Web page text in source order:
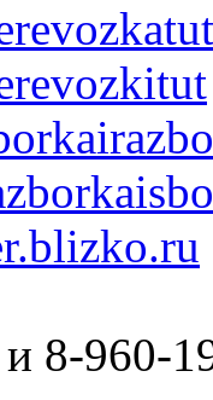
8-960-